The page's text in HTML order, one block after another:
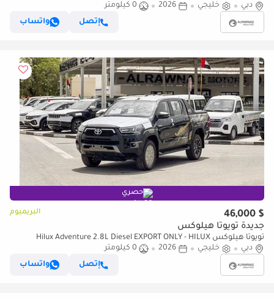
Button
دبي خليجي 2026
0 كيلومتر
إتصل
واتساب
حصري
$ 46,000 البريميوم
جديدة تويوتا هيلوكس
تويوتا هيلوكس Hilux Adventure 2.8L Diesel EXPORT ONLY - HILUX
ADVENTURE 2.8L DSL (WITH AIR COMPRESSOR)
دبي خليجي 2026
0 كيلومتر
إتصل
واتساب